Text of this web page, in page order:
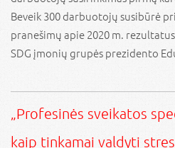
Beveik 300 darbuotojų susibūrė
pranešimų apie 2020 m.
SDG įmonių grupės prezidento
„Profesinės sveikatos
kaip tinkamai valdyti